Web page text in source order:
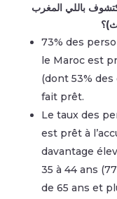
للأمم 2025 واش كتشوف باللي المغرب
73% des
le Maroc est
(dont 53%
fait prêt.
Le taux des
est prêt à
davantage
35 à 44 ans
de 65 ans et